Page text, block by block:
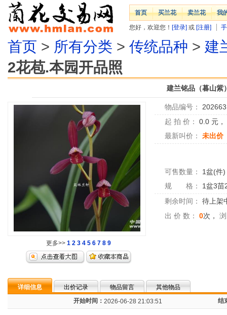
首页 买兰花 卖兰花 我
您好，欢迎您！ [登录] 或 [注册]
首页 > 所有分类 > 传统品种 > 建
2花苞.本园开品照
建兰铭品（暮山紫
更多>> 1 2 3 4 5 6 7 8 9
物品编号：
起 拍 价：
0.0 元，
最新叫价：
未出价
可售数量： 1盆(件)
规 格：
1盆3苗
剩余时间：
待上架
出 价 数：
0次，
详细信息 出价记录 物品留言
其他物品
开始时间： 2026-06-28 21:03:51 结